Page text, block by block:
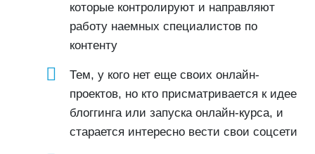
которые контролируют и направляют
работу наемных специалистов по
контенту
Тем, у кого нет еще своих онлайн-
проектов, но кто присматривается к идее
блоггинга или запуска онлайн-курса, и
старается интересно вести свои соцсети